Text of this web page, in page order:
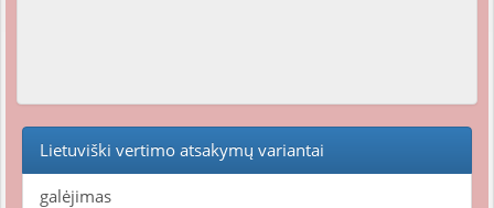
Lietuviški vertimo atsakymų variantai
galėjimas